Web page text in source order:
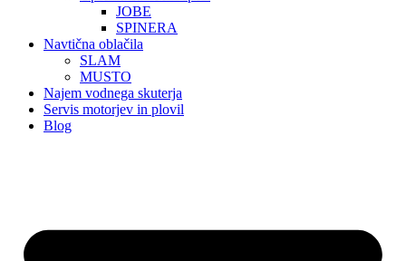
JOBE
SPINERA
Navtična oblačila
SLAM
MUSTO
Najem vodnega skuterja
Servis motorjev in plovil
Blog